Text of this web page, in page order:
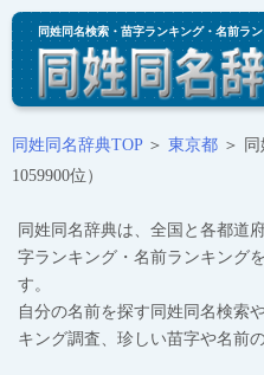
同姓同名検索・苗字ランキング・名前ラ
同姓同名辞典TOP＞ 東京都 ＞
1059900位）
同姓同名辞典は、全国と各都道
字ランキング・名前ランキング
す。
自分の名前を探す同姓同名検索
キング調査、珍しい苗字や名前